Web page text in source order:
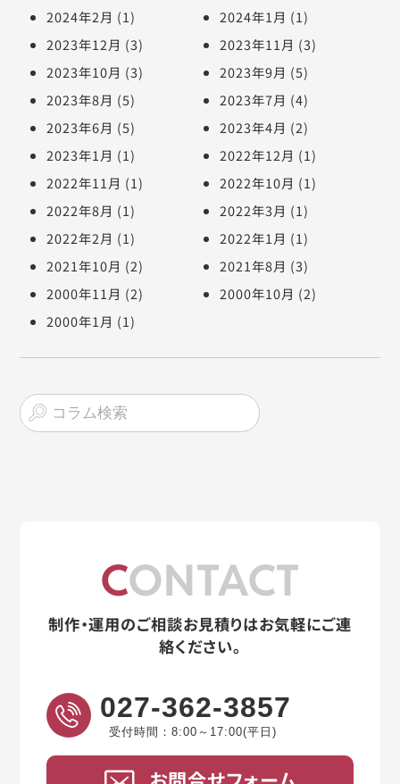
2024年2月 (1) 2024年1月 (1)
2023年12月 (3) 2023年11月 (3)
2023年10月 (3) 2023年9月 (5)
2023年8月 (5) 2023年7月 (4)
2023年6月 (5) 2023年4月 (2)
2023年1月 (1) 2022年12月 (1)
2022年11月 (1) 2022年10月 (1)
2022年8月 (1) 2022年3月 (1)
2022年2月 (1) 2022年1月 (1)
2021年10月 (2) 2021年8月 (3)
2000年11月 (2) 2000年10月 (2)
2000年1月 (1)
CONTACT
制作・運用のご相談お見積りはお気軽にご連
絡ください。
027-362-3857
受付時間：8:00～17:00(平日)